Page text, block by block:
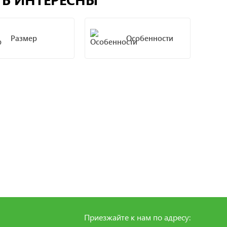
Размер Особенности
Приезжайте к нам по адресу: